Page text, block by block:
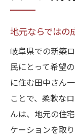
地元ならではの
岐阜県での新築
民にとって希望
に住む田中さん
ことで、柔軟な
んは、地元の住
ケーションを取